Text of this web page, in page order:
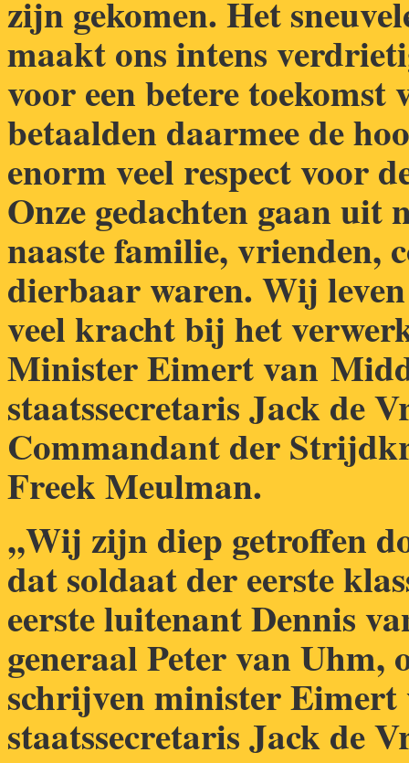
zijn gekomen. Het
maakt ons intens
voor een betere toekomst
betaalden daarmee de
enorm veel respect voor
Onze gedachten gaan uit
naaste familie, vrienden,
dierbaar waren. Wij leven
veel kracht bij het
Minister Eimert van
staatssecretaris Jack de
Commandant der
Freek Meulman.
,,Wij zijn diep getroffen
dat soldaat der eerste
eerste luitenant Dennis
generaal Peter van Uhm,
schrijven minister
staatssecretaris Jack de